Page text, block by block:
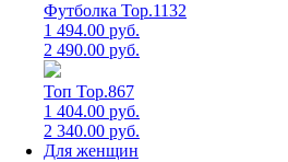
Футболка Top.1132
1 494.00 руб.
2 490.00 руб.
Топ Top.867
1 404.00 руб.
2 340.00 руб.
Для женщин